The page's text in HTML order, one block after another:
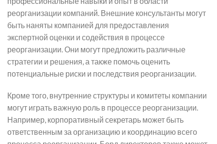
реорганизации компаний. Внешние консультанты могут
быть наняты компанией для предоставления
экспертной оценки и содействия в процессе
реорганизации. Они могут предложить различные
стратегии и решения, а также помочь оценить
потенциальные риски и последствия реорганизации.
Кроме того, внутренние структуры и комитеты компании
могут играть важную роль в процессе реорганизации.
Например, корпоративный секретарь может быть
ответственным за организацию и координацию всего